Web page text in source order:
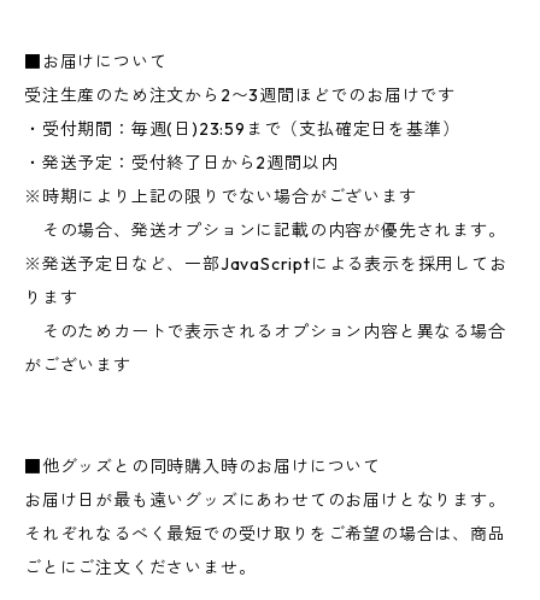
■お届けについて
受注生産のため注文から2〜3週間ほどでのお届けです
・受付期間：毎週(日)23:59まで（支払確定日を基準）
・発送予定：受付終了日から2週間以内
※時期により上記の限りでない場合がございます
その場合、発送オプションに記載の内容が優先されます。
※発送予定日など、一部JavaScriptによる表示を採用してお
ります
そのためカートで表示されるオプション内容と異なる場合
がございます
■他グッズとの同時購入時のお届けについて
お届け日が最も遠いグッズにあわせてのお届けとなります。
それぞれなるべく最短での受け取りをご希望の場合は、商品
ごとにご注文くださいませ。